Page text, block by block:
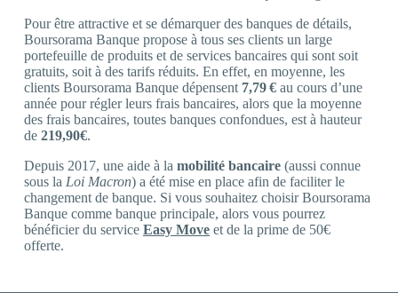
Pour être attractive et se démarquer des banques de détails,
Boursorama Banque propose à tous ses clients un large
portefeuille de produits et de services bancaires qui sont soit
gratuits, soit à des tarifs réduits. En effet, en moyenne, les
clients Boursorama Banque dépensent 7,79 € au cours d’une
année pour régler leurs frais bancaires, alors que la moyenne
des frais bancaires, toutes banques confondues, est à hauteur
de 219,90€.
Depuis 2017, une aide à la mobilité bancaire (aussi connue
sous la Loi Macron) a été mise en place afin de faciliter le
changement de banque. Si vous souhaitez choisir Boursorama
Banque comme banque principale, alors vous pourrez
bénéficier du service Easy Move et de la prime de 50€
offerte.